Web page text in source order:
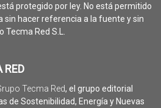
protegido por ley. No está permitido
sin hacer referencia a la fuente y sin
Red S.L.
RED
Tecma Red, el grupo editorial
de Sostenibilidad, Energía y Nuevas